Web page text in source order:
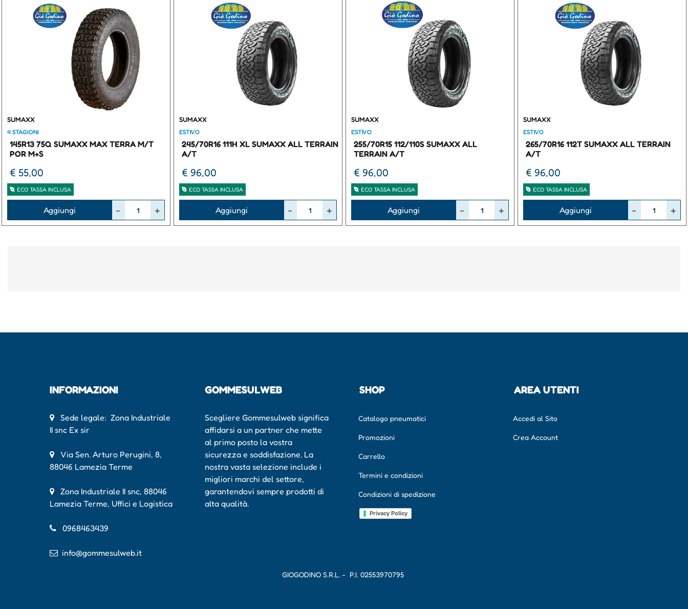
SUMAXX
4 STAGIONI
145R13 75Q SUMAXX MAX TERRA M/T
POR M+S
€ 55,00
ECO TASSA INCLUSA
Aggiungi
SUMAXX
ESTIVO
245/70R16 111H XL SUMAXX ALL TERRAIN
A/T
€ 96,00
ECO TASSA INCLUSA
Aggiungi
SUMAXX
ESTIVO
255/70R15 112/110S SUMAXX ALL
TERRAIN A/T
€ 96,00
ECO TASSA INCLUSA
Aggiungi
SUMAXX
ESTIVO
265/70R16 112T SUMAXX ALL TERRAIN
A/T
€ 96,00
ECO TASSA INCLUSA
Aggiungi
INFORMAZIONI
Sede legale: Zona Industriale
II snc Ex sir
Via Sen. Arturo Perugini, 8,
88046 Lamezia Terme
Zona Industriale II snc, 88046
Lamezia Terme, Uffici e Logistica
0968463439
info@gommesulweb.it
GOMMESULWEB
Scegliere Gommesulweb significa
affidarsi a un partner che mette
al primo posto la vostra
sicurezza e soddisfazione. La
nostra vasta selezione include i
migliori marchi del settore,
garantendovi sempre prodotti di
alta qualità.
SHOP
Catalogo pneumatici
Promozioni
Carrello
Termini e condizioni
Condizioni di spedizione
Privacy Policy
AREA UTENTI
Accedi al Sito
Crea Account
GIOGODINO S.R.L. - P.I. 02553970795